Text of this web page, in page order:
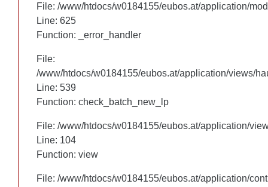
File: /www/htdocs/w0184155/eubos.at/application/
Line: 625
Function: _error_handler
File:
/www/htdocs/w0184155/eubos.at/application/views/
Line: 460
Function: check_batch_new_lp
File: /www/htdocs/w0184155/eubos.at/application/
Line: 104
Function: view
File: /www/htdocs/w0184155/eubos.at/application/
File: /www/htdocs/w0184155/eubos.at/application/
Line: 625
Function: _error_handler
File:
/www/htdocs/w0184155/eubos.at/application/views/
Line: 539
Function: check_batch_new_lp
File: /www/htdocs/w0184155/eubos.at/application/
Line: 104
Function: view
File: /www/htdocs/w0184155/eubos.at/application/